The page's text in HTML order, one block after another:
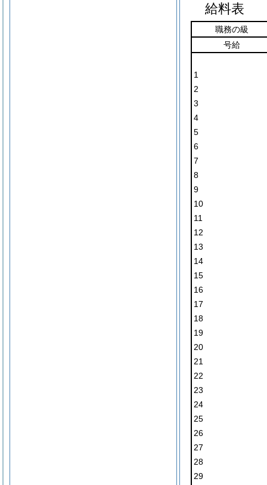
給料表
職務の級
号給
1
2
3
4
5
6
7
8
9
10
11
12
13
14
15
16
17
18
19
20
21
22
23
24
25
26
27
28
29